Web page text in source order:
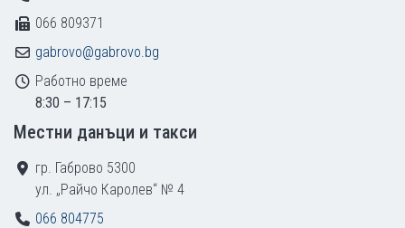
066 809371
gabrovo@gabrovo.bg
Работно време
8:30 – 17:15
Местни данъци и такси
гр. Габрово 5300
ул. „Райчо Каролев“ № 4
066 804775